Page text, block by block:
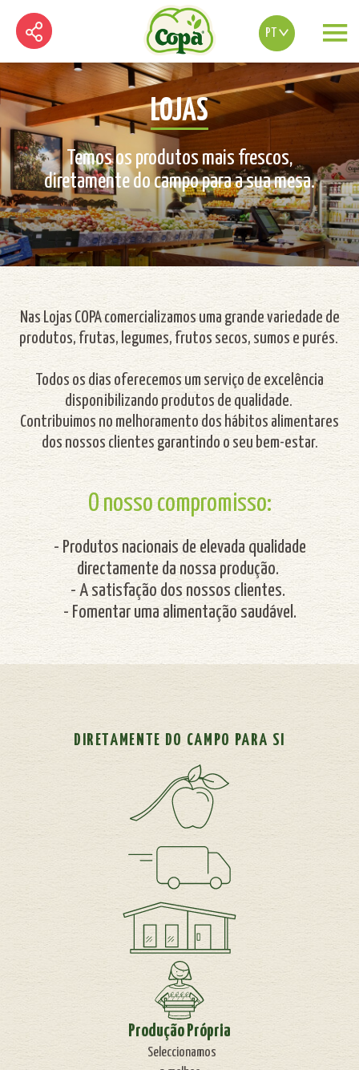
PT
LOJAS
Temos os produtos mais frescos,
diretamente do campo para a sua mesa.
Nas Lojas COPA comercializamos uma grande variedade de
produtos, frutas, legumes, frutos secos, sumos e purés.
Todos os dias oferecemos um serviço de excelência
disponibilizando produtos de qualidade.
Contribuimos no melhoramento dos hábitos alimentares
dos nossos clientes garantindo o seu bem-estar.
O nosso compromisso:
- Produtos nacionais de elevada qualidade
directamente da nossa produção.
- A satisfação dos nossos clientes.
- Fomentar uma alimentação saudável.
DIRETAMENTE DO CAMPO PARA SI
Produção Própria
Seleccionamos